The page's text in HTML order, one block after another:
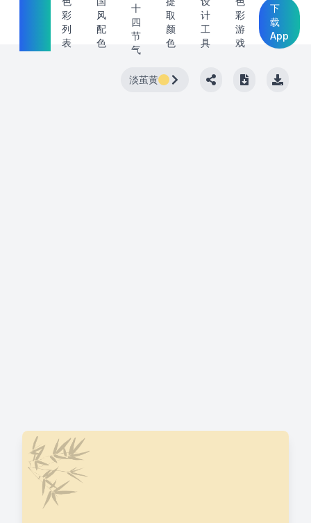
彩
列
表
风
配
色
十
四
节
气
取
颜
色
计
工
具
彩
游
戏
下
载
App
淡茧黄